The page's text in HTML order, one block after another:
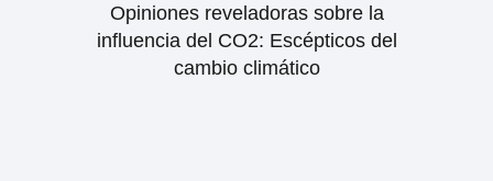
Opiniones reveladoras sobre la
influencia del CO2: Escépticos del
cambio climático